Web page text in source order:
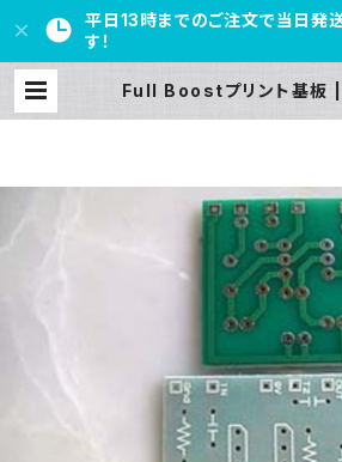
平日13時までのご注文で当日発
す！
Full Boostプリント基板 |